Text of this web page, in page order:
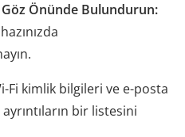
Önünde Bulundurun:
Fi kimlik bilgileri ve e-posta
bir listesini